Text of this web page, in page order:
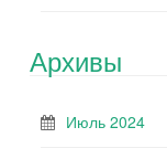
Архивы
Июль 2024